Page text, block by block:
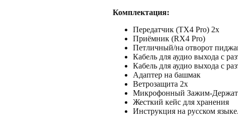
Комплектация:
Передатчик (TX4 Pro) 2х
Приёмник (RX4 Pro)
Петличный/на отворот
Кабель для аудио выхода c
Кабель для аудио выхода c
Адаптер на башмак
Ветрозащита 2х
Микрофонный Зажим-
Жесткий кейс для хранения
Инструкция на русском языке.